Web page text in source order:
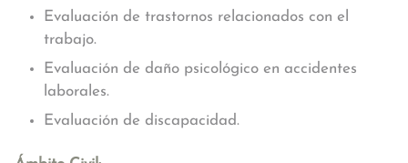
Evaluación de trastornos relacionados con el
trabajo.
Evaluación de daño psicológico en accidentes
laborales.
Evaluación de discapacidad.